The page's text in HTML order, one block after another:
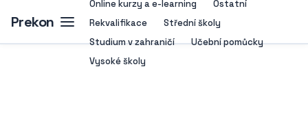
Prekon
Online kurzy a e-learning
Ostatní
Rekvalifikace
Střední školy
Studium v zahraničí
Učební pomůcky
Vysoké školy